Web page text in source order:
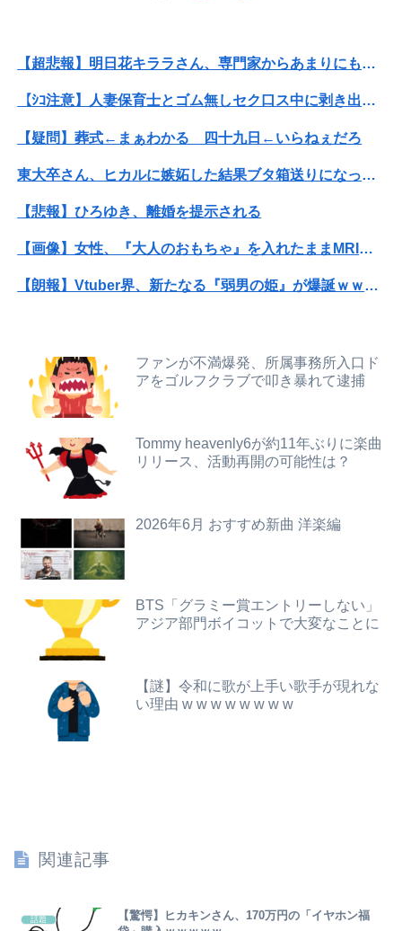
夫の年収が360万で私の年収720万。マンション買いたくてローン審査の用紙書こうとしたら、夫が自分の年収欄に720万円って記入しやがった
日本将棋連盟、公式HPの不正アクセス及び改ざん被害の調査結果公表
【悲報】賀喜遥香、インスタ開設→ヲタ「完全に卒業だわ」
【画像】ギャル「妹の豊胸お○ぱいおもろすぎ！」www
病院の待合室で子供がドタバタ走ってギャーギャー騒いでても親はスマホポチポチか談笑で放置
中国、三峡ダムが全開放流。長江流域で深刻な洪水被害
【画像】どのくノ一を快楽責めしたいｗｗｗｗｗ
【ｼｺ注意】人妻保育士とゴム無しセク口ス中に剥き出しになったクリ◯リスを弄った結果ｗｗｗｗｗｗｗｗｗｗｗ
【画像】NHK女子アナさん、あずにゃんのあずにゃんが張ってしまう
【悲報】ひろゆき、離婚を提示される
中国、三峡ダムが全開放流。長江流域で深刻な洪水被害
【超悲報】明日花キララさん、専門家からあまりにも非情な一言を告げられる
【ｼｺ注意】人妻保育士とゴム無しセク口ス中に剥き出しになったクリ◯リスを弄った結果ｗｗｗｗｗｗｗｗｗｗｗ
【疑問】葬式←まぁわかる 四十九日←いらねぇだろ
東大卒さん、ヒカルに嫉妬した結果ブタ箱送りになってしまう…
【悲報】ひろゆき、離婚を提示される
【画像】女性、『大人のおもちゃ』を入れたままMRI検査を受けた結果 →
【朗報】Vtuber界、新たなる『弱男の姫』が爆誕ｗｗｗｗｗｗｗｗｗｗｗ
【画像】ハンターハンターさん、ガチで最強の新能力を登場させてしまうｗｗｗｗｗｗｗ
【オカルト】「稼ぎ」と「悟り」は別物と言うが、本当にそうなのか？お金じゃ埋まらない欲の正体。
【画像】小学生クソガキ「愛子！卒業したんやろ？大学 ニュースで見たわ」→結果wwwwwwww
【速報】ワイ（25）、営業から工場のラインへ異動した結果・・・・・・
【画像】ギャル「妹の豊胸お○ぱいおもろすぎ！」www
ファンが不満爆発、所属事務所入口ド
アをゴルフクラブで叩き暴れて逮捕
Tommy heavenly6が約11年ぶりに楽曲
リリース、活動再開の可能性は？
2026年6月 おすすめ新曲 洋楽編
BTS「グラミー賞エントリーしない」
アジア部門ボイコットで大変なことに
【謎】令和に歌が上手い歌手が現れな
い理由 w w w w w w w w
関連記事
話題
【驚愕】ヒカキンさん、170万円の「イヤホン福